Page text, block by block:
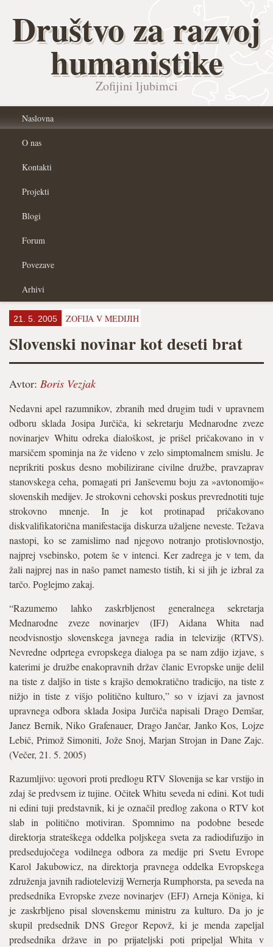
Društvo za razvoj
humanistike
Zofijini ljubimci
Naslovna
O nas
Kontakti
Projekti
Blogi
Forum
Povezave
Arhivi
21. 5. 2005 ZOFIJA V MEDIJIH
Slovenski novinar kot deseti brat
Avtor: Boris Vezjak
Nedavni apel razumnikov, zbranih med drugim tudi v upravnem
odboru sklada Josipa Jurčiča, ki sekretarju Mednarodne zveze
novinarjev Whitu odreka dialoškost, je prišel pričakovano in v
marsičem spominja na že videno v zelo simptomalnem smislu. Je
neprikriti poskus desno mobilizirane civilne družbe, pravzaprav
stanovskega ceha, pomagati pri Janševemu boju za »avtonomijo«
slovenskih medijev. Je strokovni cehovski poskus prevrednotiti tuje
strokovno mnenje. In je kot protinapad pričakovano
diskvalifikatorična manifestacija diskurza užaljene neveste. Težava
nastopi, ko se zamislimo nad njegovo notranjo protislovnostjo,
najprej vsebinsko, potem še v intenci. Ker zadrega je v tem, da
žali najprej nas in našo pamet namesto tistih, ki si jih je izbral za
tarčo. Poglejmo zakaj.
“Razumemo lahko zaskrbljenost generalnega sekretarja
Mednarodne zveze novinarjev (IFJ) Aidana Whita nad
neodvisnostjo slovenskega javnega radia in televizije (RTVS).
Nevredne odprtega evropskega dialoga pa se nam zdijo izjave, s
katerimi je družbe enakopravnih držav članic Evropske unije delil
na tiste z daljšo in tiste s krajšo demokratično tradicijo, na tiste z
nižjo in tiste z višjo politično kulturo,” so v izjavi za javnost
upravnega odbora sklada Josipa Jurčiča napisali Drago Demšar,
Janez Bernik, Niko Grafenauer, Drago Jančar, Janko Kos, Lojze
Lebič, Primož Simoniti, Jože Snoj, Marjan Strojan in Dane Zajc.
(Večer, 21. 5. 2005)
Razumljivo: ugovori proti predlogu RTV Slovenija se kar vrstijo in
zdaj še predvsem iz tujine. Očitek Whitu seveda ni edini. Kot tudi
ni edini tuji predstavnik, ki je označil predlog zakona o RTV kot
slab in politično motiviran. Spomnimo na podobne besede
direktorja strateškega oddelka poljskega sveta za radiodifuzijo in
predsedujočega vodilnega odbora za medije pri Svetu Evrope
Karol Jakubowicz, na direktorja pravnega oddelka Evropskega
združenja javnih radiotelevizij Wernerja Rumphorsta, pa seveda na
predsednika Evropske zveze novinarjev (EFJ) Arneja Königa, ki
je zaskrbljeno pisal slovenskemu ministru za kulturo. Da jo je
skupil predsednik DNS Gregor Repovž, ki je menda zapeljal
predsednika države in po prijateljski poti pripeljal Whita v